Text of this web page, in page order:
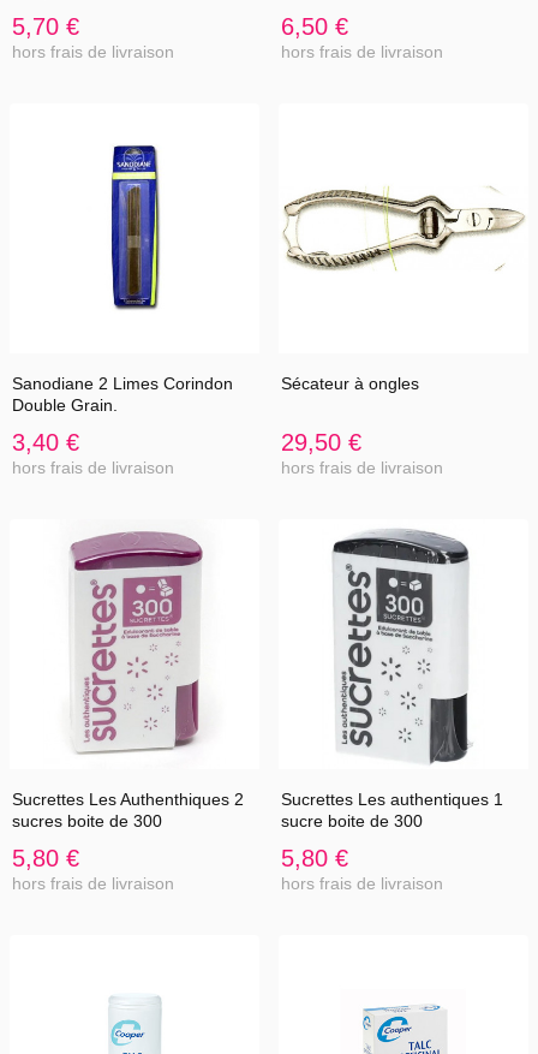
5,70 €
hors frais de livraison
6,50 €
hors frais de livraison
Sanodiane 2 Limes Corindon
Double Grain.
3,40 €
hors frais de livraison
Sécateur à ongles
29,50 €
hors frais de livraison
Sucrettes Les Authenthiques 2
sucres boite de 300
5,80 €
hors frais de livraison
Sucrettes Les authentiques 1
sucre boite de 300
5,80 €
hors frais de livraison